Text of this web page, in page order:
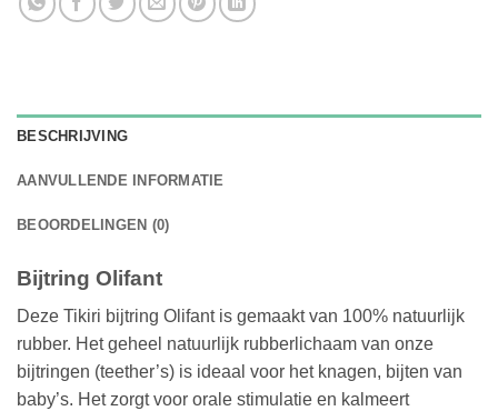
BESCHRIJVING
AANVULLENDE INFORMATIE
BEOORDELINGEN (0)
Bijtring Olifant
Deze Tikiri bijtring Olifant is gemaakt van 100% natuurlijk
rubber. Het geheel natuurlijk rubberlichaam van onze
bijtringen (teether’s) is ideaal voor het knagen, bijten van
baby’s. Het zorgt voor orale stimulatie en kalmeert